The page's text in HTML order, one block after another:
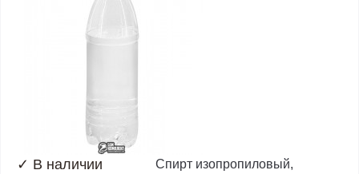
✓ В наличии
Спирт изопропиловый,